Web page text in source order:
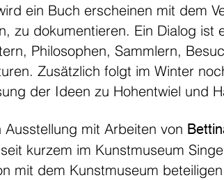
ein Buch erscheinen mit dem
zu dokumentieren. Ein Dialog ist
Philosophen, Sammlern,
Zusätzlich folgt im Winter
der Ideen zu Hohentwiel und
mit Arbeiten von
kurzem im Kunstmuseum
mit dem Kunstmuseum